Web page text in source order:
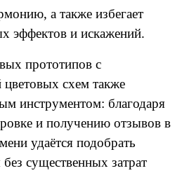
а также избегает
эффектов и искажений.
прототипов с
цветовых схем также
инструментом: благодаря
и получению отзывов в
удаётся подобрать
существенных затрат